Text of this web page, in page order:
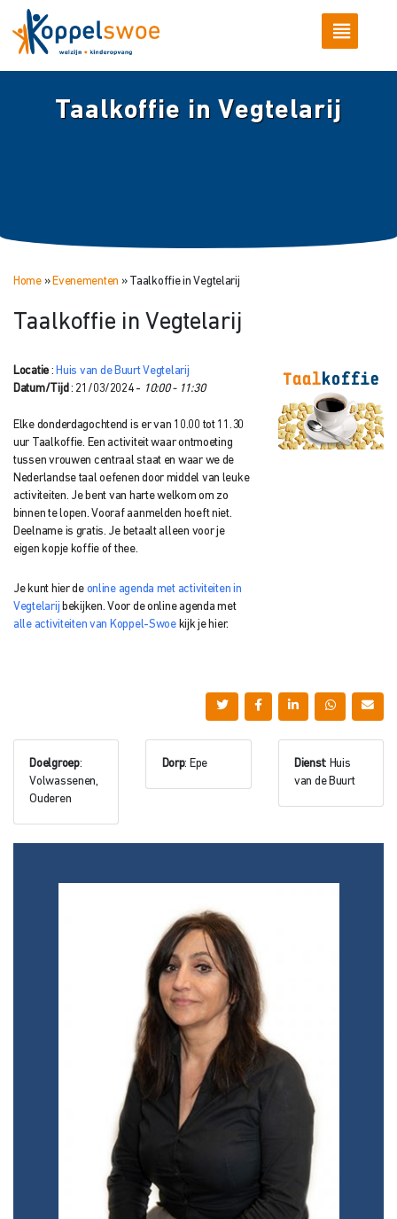
Taalkoffie in Vegtelarij
Home» Evenementen » Taalkoffie in Vegtelarij
Taalkoffie in Vegtelarij
Locatie : Huis van de Buurt Vegtelarij
Datum/Tijd : 21/03/2024 - 10:00 - 11:30
Elke donderdagochtend is er van 10.00 tot 11.30
uur Taalkoffie. Een activiteit waar ontmoeting
tussen vrouwen centraal staat en waar we de
Nederlandse taal oefenen door middel van leuke
activiteiten. Je bent van harte welkom om zo
binnen te lopen. Vooraf aanmelden hoeft niet.
Deelname is gratis. Je betaalt alleen voor je
eigen kopje koffie of thee.
Je kunt hier de online agenda met activiteiten in
Vegtelarij bekijken. Voor de online agenda met
alle activiteiten van Koppel-Swoekijk je hier.
Doelgroep:
Volwassenen,
Ouderen
Dorp: Epe Dienst: Huis
van de Buurt